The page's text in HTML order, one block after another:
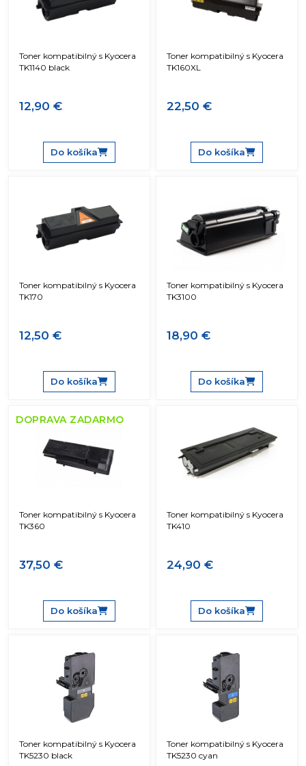
Toner kompatibilný s Kyocera
TK1140 black
12,90 €
Do košíka
Toner kompatibilný s Kyocera
TK160XL
22,50 €
Do košíka
Toner kompatibilný s Kyocera
TK170
12,50 €
Do košíka
Toner kompatibilný s Kyocera
TK3100
18,90 €
Do košíka
DOPRAVA ZADARMO
Toner kompatibilný s Kyocera
TK360
37,50 €
Do košíka
Toner kompatibilný s Kyocera
TK410
24,90 €
Do košíka
Toner kompatibilný s Kyocera
TK5230 black
Toner kompatibilný s Kyocera
TK5230 cyan